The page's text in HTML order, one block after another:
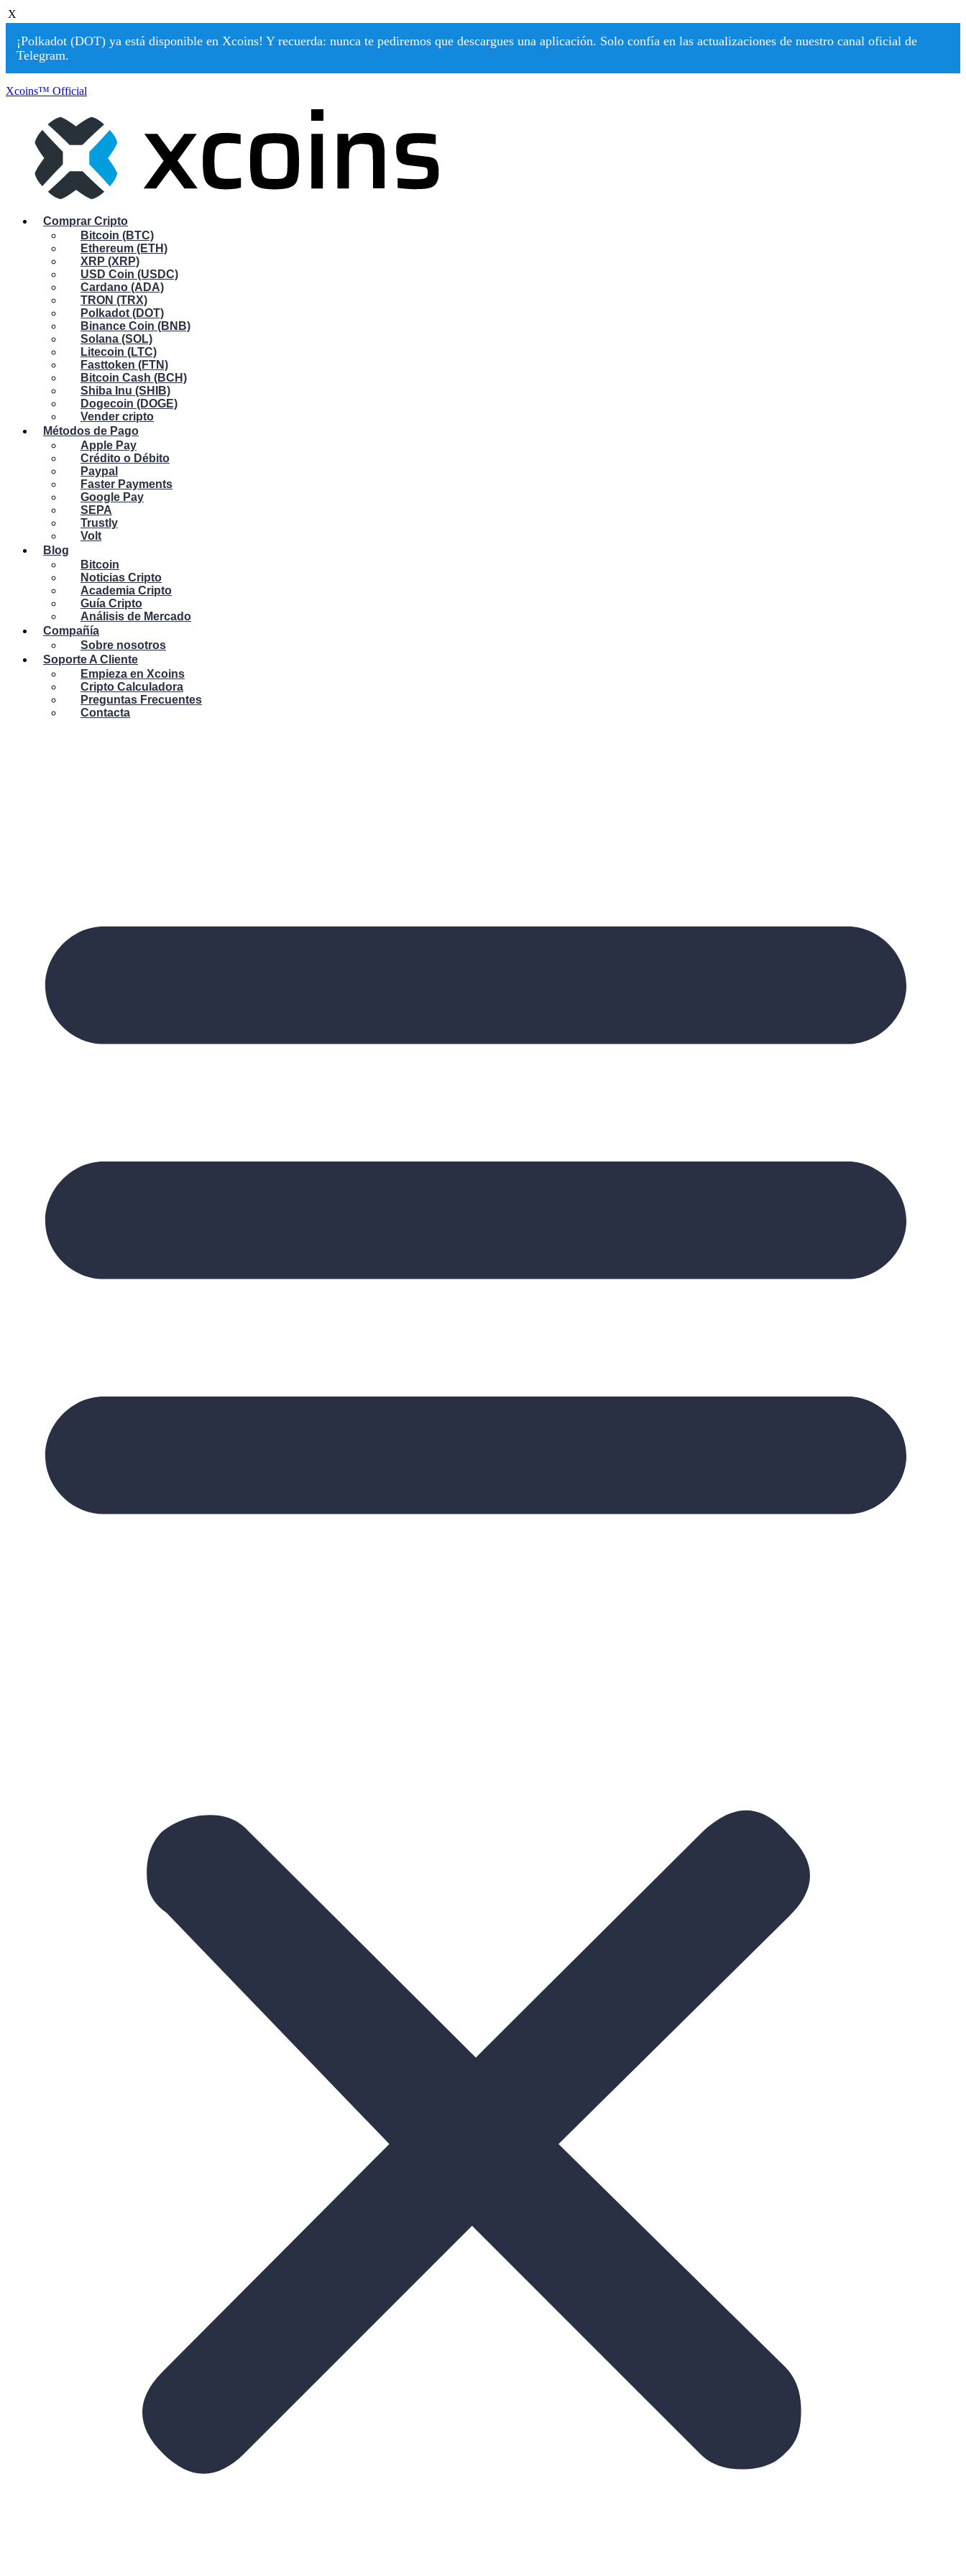
X
¡Polkadot (DOT) ya está disponible en Xcoins! Y recuerda: nunca te pediremos que descargues una aplicación. Solo confía en las actualizaciones de nuestro canal oficial de
Telegram.
Xcoins™ Official
Comprar Cripto
Bitcoin (BTC)
Ethereum (ETH)
XRP (XRP)
USD Coin (USDC)
Cardano (ADA)
TRON (TRX)
Polkadot (DOT)
Binance Coin (BNB)
Solana (SOL)
Litecoin (LTC)
Fasttoken (FTN)
Bitcoin Cash (BCH)
Shiba Inu (SHIB)
Dogecoin (DOGE)
Vender cripto
Métodos de Pago
Apple Pay
Crédito o Débito
Paypal
Faster Payments
Google Pay
SEPA
Trustly
Volt
Blog
Bitcoin
Noticias Cripto
Academia Cripto
Guía Cripto
Análisis de Mercado
Compañía
Sobre nosotros
Soporte A Cliente
Empieza en Xcoins
Cripto Calculadora
Preguntas Frecuentes
Contacta